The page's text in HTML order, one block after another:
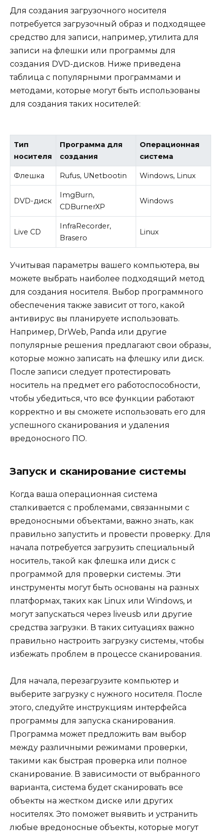
Для создания загрузочного носителя
потребуется загрузочный образ и подходящее
средство для записи, например, утилита для
записи на флешки или программы для
создания DVD-дисков. Ниже приведена
таблица с популярными программами и
методами, которые могут быть использованы
для создания таких носителей:
Тип
носителя
Программа для
создания
Операционная
система
Флешка Rufus, UNetbootin Windows, Linux
DVD-диск
ImgBurn,
CDBurnerXP
Windows
Live CD
InfraRecorder,
Brasero
Linux
Учитывая параметры вашего компьютера, вы
можете выбрать наиболее подходящий метод
для создания носителя. Выбор программного
обеспечения также зависит от того, какой
антивирус вы планируете использовать.
Например, DrWeb, Panda или другие
популярные решения предлагают свои образы,
которые можно записать на флешку или диск.
После записи следует протестировать
носитель на предмет его работоспособности,
чтобы убедиться, что все функции работают
корректно и вы сможете использовать его для
успешного сканирования и удаления
вредоносного ПО.
Запуск и сканирование системы
Когда ваша операционная система
сталкивается с проблемами, связанными с
вредоносными объектами, важно знать, как
правильно запустить и провести проверку. Для
начала потребуется загрузить специальный
носитель, такой как флешка или диск с
программой для проверки системы. Эти
инструменты могут быть основаны на разных
платформах, таких как Linux или Windows, и
могут запускаться через liveusb или другие
средства загрузки. В таких ситуациях важно
правильно настроить загрузку системы, чтобы
избежать проблем в процессе сканирования.
Для начала, перезагрузите компьютер и
выберите загрузку с нужного носителя. После
этого, следуйте инструкциям интерфейса
программы для запуска сканирования.
Программа может предложить вам выбор
между различными режимами проверки,
такими как быстрая проверка или полное
сканирование. В зависимости от выбранного
варианта, система будет сканировать все
объекты на жестком диске или других
носителях. Это поможет выявить и устранить
любые вредоносные объекты, которые могут